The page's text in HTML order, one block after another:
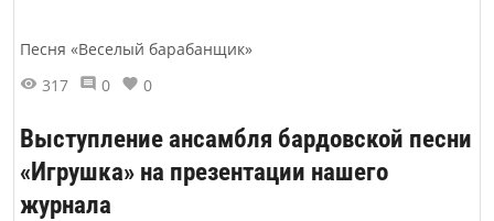
Песня «Веселый барабанщик»
317
0 0
Выступление ансамбля бардовской песни
«Игрушка» на презентации нашего
журнала